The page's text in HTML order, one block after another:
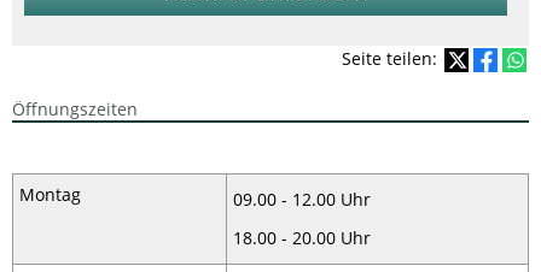
Seite teilen:
Öffnungszeiten
Montag
09.00 - 12.00 Uhr
18.00 - 20.00 Uhr